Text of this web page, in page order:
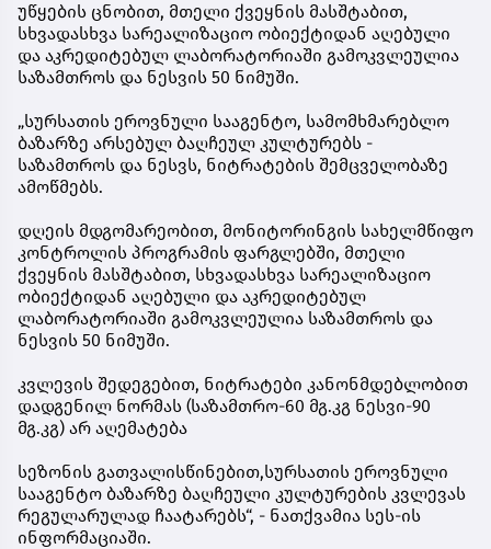
უწყების ცნობით, მთელი ქვეყნის მასშტაბით,
სხვადასხვა სარეალიზაციო ობიექტიდან აღებული
და აკრედიტებულ ლაბორატორიაში გამოკვლეულია
საზამთროს და ნესვის 50 ნიმუში.
„სურსათის ეროვნული სააგენტო, სამომხმარებლო
ბაზარზე არსებულ ბაღჩეულ კულტურებს -
საზამთროს და ნესვს, ნიტრატების შემცველობაზე
ამოწმებს.
დღეის მდგომარეობით, მონიტორინგის სახელმწიფო
კონტროლის პროგრამის ფარგლებში, მთელი
ქვეყნის მასშტაბით, სხვადასხვა სარეალიზაციო
ობიექტიდან აღებული და აკრედიტებულ
ლაბორატორიაში გამოკვლეულია საზამთროს და
ნესვის 50 ნიმუში.
კვლევის შედეგებით, ნიტრატები კანონმდებლობით
დადგენილ ნორმას (საზამთრო-60 მგ.კგ ნესვი-90
მგ.კგ) არ აღემატება
სეზონის გათვალისწინებით,სურსათის ეროვნული
სააგენტო ბაზარზე ბაღჩეული კულტურების კვლევას
რეგულარულად ჩაატარებს“, - ნათქვამია სეს-ის
ინფორმაციაში.